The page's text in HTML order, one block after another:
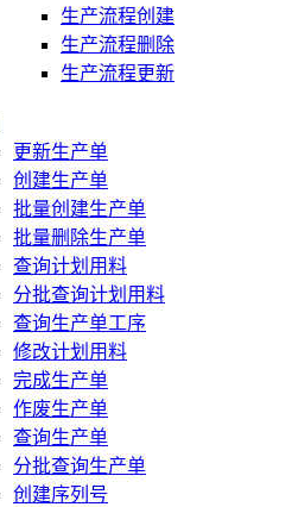
生产流程创建
生产流程删除
生产流程更新
更新生产单
创建生产单
批量创建生产单
批量删除生产单
查询计划用料
分批查询计划用料
查询生产单工序
修改计划用料
完成生产单
作废生产单
查询生产单
分批查询生产单
创建序列号